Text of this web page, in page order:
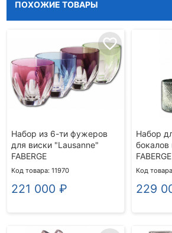
ПОХОЖИЕ ТОВАРЫ
favorite_border
Набор из 6-ти фужеров
для виски "Lausanne"
FABERGE
Код товара: 11970
221 000 ₽
Набор
FABERGE
Код
229